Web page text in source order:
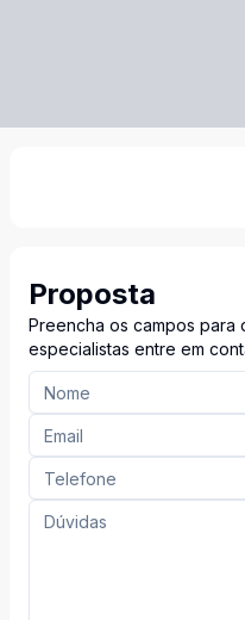
Proposta
Preencha os campos para
especialistas entre em